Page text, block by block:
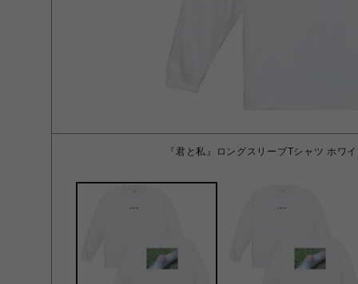
『君と私』ロングスリーブTシャツ ホワ